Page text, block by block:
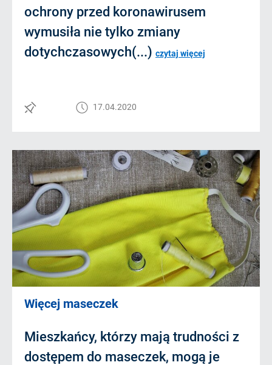
ochrony przed koronawirusem
wymusiła nie tylko zmiany
dotychczasowych(...) czytaj więcej
17.04.2020
Więcej maseczek
Mieszkańcy, którzy mają trudności z
dostępem do maseczek, mogą je